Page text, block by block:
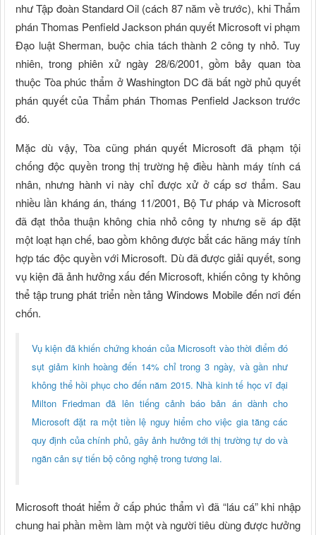
như Tập đoàn Standard Oil (cách 87 năm về trước), khi Thẩm
phán Thomas Penfield Jackson phán quyết Microsoft vi phạm
Đạo luật Sherman, buộc chia tách thành 2 công ty nhỏ. Tuy
nhiên, trong phiên xử ngày 28/6/2001, gồm bảy quan tòa
thuộc Tòa phúc thẩm ở Washington DC đã bất ngờ phủ quyết
phán quyết của Thẩm phán Thomas Penfield Jackson trước
đó.
Mặc dù vậy, Tòa cũng phán quyết Microsoft đã phạm tội
chống độc quyền trong thị trường hệ điều hành máy tính cá
nhân, nhưng hành vi này chỉ được xử ở cấp sơ thẩm. Sau
nhiều lần kháng án, tháng 11/2001, Bộ Tư pháp và Microsoft
đã đạt thỏa thuận không chia nhỏ công ty nhưng sẽ áp đặt
một loạt hạn chế, bao gồm không được bắt các hãng máy tính
hợp tác độc quyền với Microsoft. Dù đã được giải quyết, song
vụ kiện đã ảnh hưởng xấu đến Microsoft, khiến công ty không
thể tập trung phát triển nền tảng Windows Mobile đến nơi đến
chốn.
Vụ kiện đã khiến chứng khoán của Microsoft vào thời điểm đó
sụt giảm kinh hoàng đến 14% chỉ trong 3 ngày, và gần như
không thể hồi phục cho đến năm 2015. Nhà kinh tế học vĩ đại
Milton Friedman đã lên tiếng cảnh báo bản án dành cho
Microsoft đặt ra một tiền lệ nguy hiểm cho việc gia tăng các
quy định của chính phủ, gây ảnh hưởng tới thị trường tự do và
ngăn cản sự tiến bộ công nghệ trong tương lai.
Microsoft thoát hiểm ở cấp phúc thẩm vì đã “láu cá” khi nhập
chung hai phần mềm làm một và người tiêu dùng được hưởng